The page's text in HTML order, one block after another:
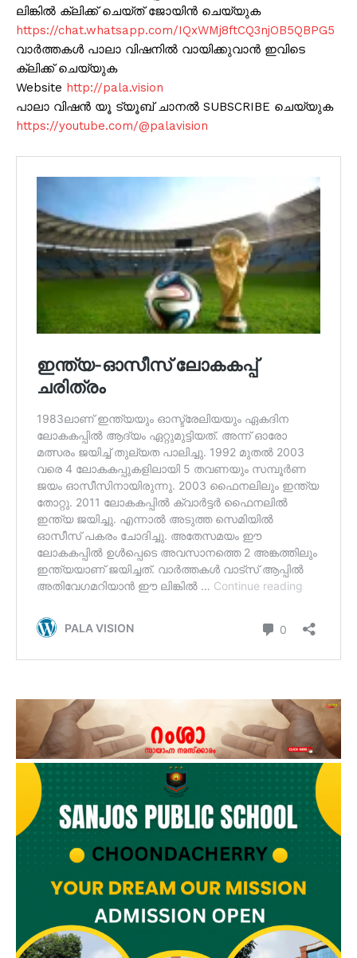
ലിങ്കിൽ ക്ലിക്ക് ചെയ്ത് ജോയിൻ ചെയ്യുക
https://chat.whatsapp.com/IQxWMj8ftCQ3njOB5QBPG5
വാർത്തകൾ പാലാ വിഷനിൽ വായിക്കുവാൻ ഇവിടെ
ക്ലിക്ക് ചെയ്യുക
Website http://pala.vision
പാലാ വിഷൻ യൂ ട്യൂബ് ചാനൽ SUBSCRIBE ചെയ്യുക
https://youtube.com/@palavision